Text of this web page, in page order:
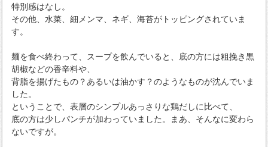
特別感はなし。
その他、水菜、細メンマ、ネギ、海苔がトッピングされていま
す。
麺を食べ終わって、スープを飲んでいると、底の方には粗挽き黒
胡椒などの香辛料や、
背脂を揚げたもの？あるいは油かす？のようなものが沈んでいま
した。
ということで、表層のシンプルあっさりな鶏だしに比べて、
底の方は少しパンチが加わっていました。まあ、そんなに変わら
ないですが。